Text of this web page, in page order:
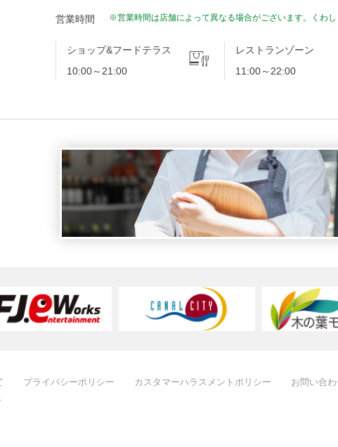
営業時間 ※営業時間は店舗によって異なる場合がございます。くわし
ショップ&フードテラス
10:00～21:00
レストランゾーン
11:00～22:00
プライバシーポリシー カスタマーハラスメントポリシー お問い合